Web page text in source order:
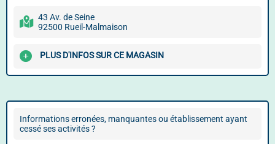
43 Av. de Seine
92500 Rueil-Malmaison
PLUS D'INFOS SUR CE MAGASIN
Informations erronées, manquantes ou établissement ayant
cessé ses activités ?